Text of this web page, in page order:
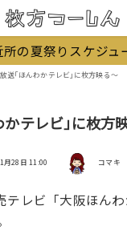
の夏祭りスケジュ
送｢ほんわかテレビ｣に枚方映る〜
テレビ｣に枚方
月28日 11:00 著者 コマキ
テレビ「大阪ほん